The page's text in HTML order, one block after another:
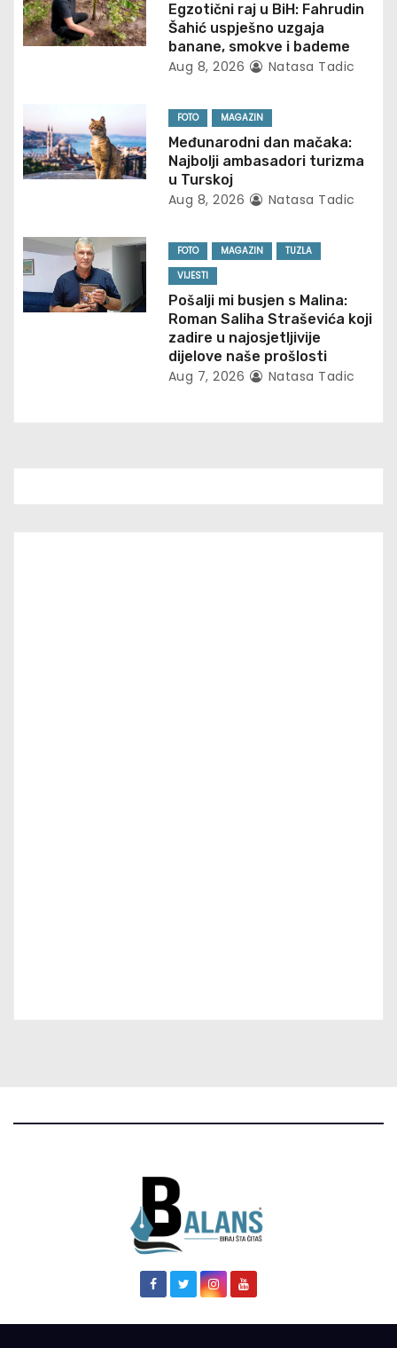
v
i
a
t
o
n
Egzotični raj u BiH: Fahrudin
Šahić uspješno uzgaja
banane, smokve i bademe
Aug 8, 2026 Natasa Tadic
FOTO MAGAZIN
Međunarodni dan mačaka:
Najbolji ambasadori turizma
u Turskoj
Aug 8, 2026 Natasa Tadic
FOTO MAGAZIN
TUZLA
VIJESTI
Pošalji mi busjen s Malina:
Roman Saliha Straševića koji
zadire u najosjetljivije
dijelove naše prošlosti
Aug 7, 2026 Natasa Tadic